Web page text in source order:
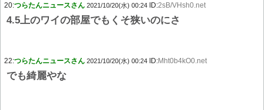
20:つらたんニュースさん 2021/10/20(水) 00:24 ID:2sB/VHsh0.net
4.5上のワイの部屋でもくそ狭いのにさ
22:つらたんニュースさん 2021/10/20(水) 00:24 ID:Mht0b4kO0.net
でも綺麗やな